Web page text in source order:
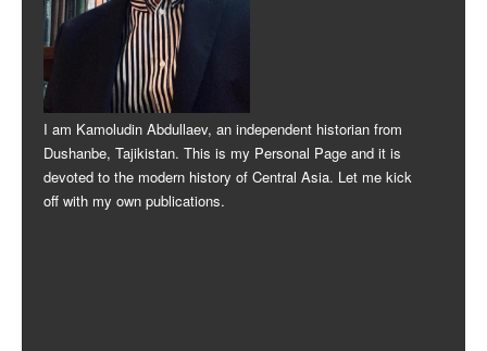
I am Kamoludin Abdullaev, an independent historian from
Dushanbe, Tajikistan. This is my Personal Page and it is
devoted to the modern history of Central Asia. Let me kick
off with my own publications.